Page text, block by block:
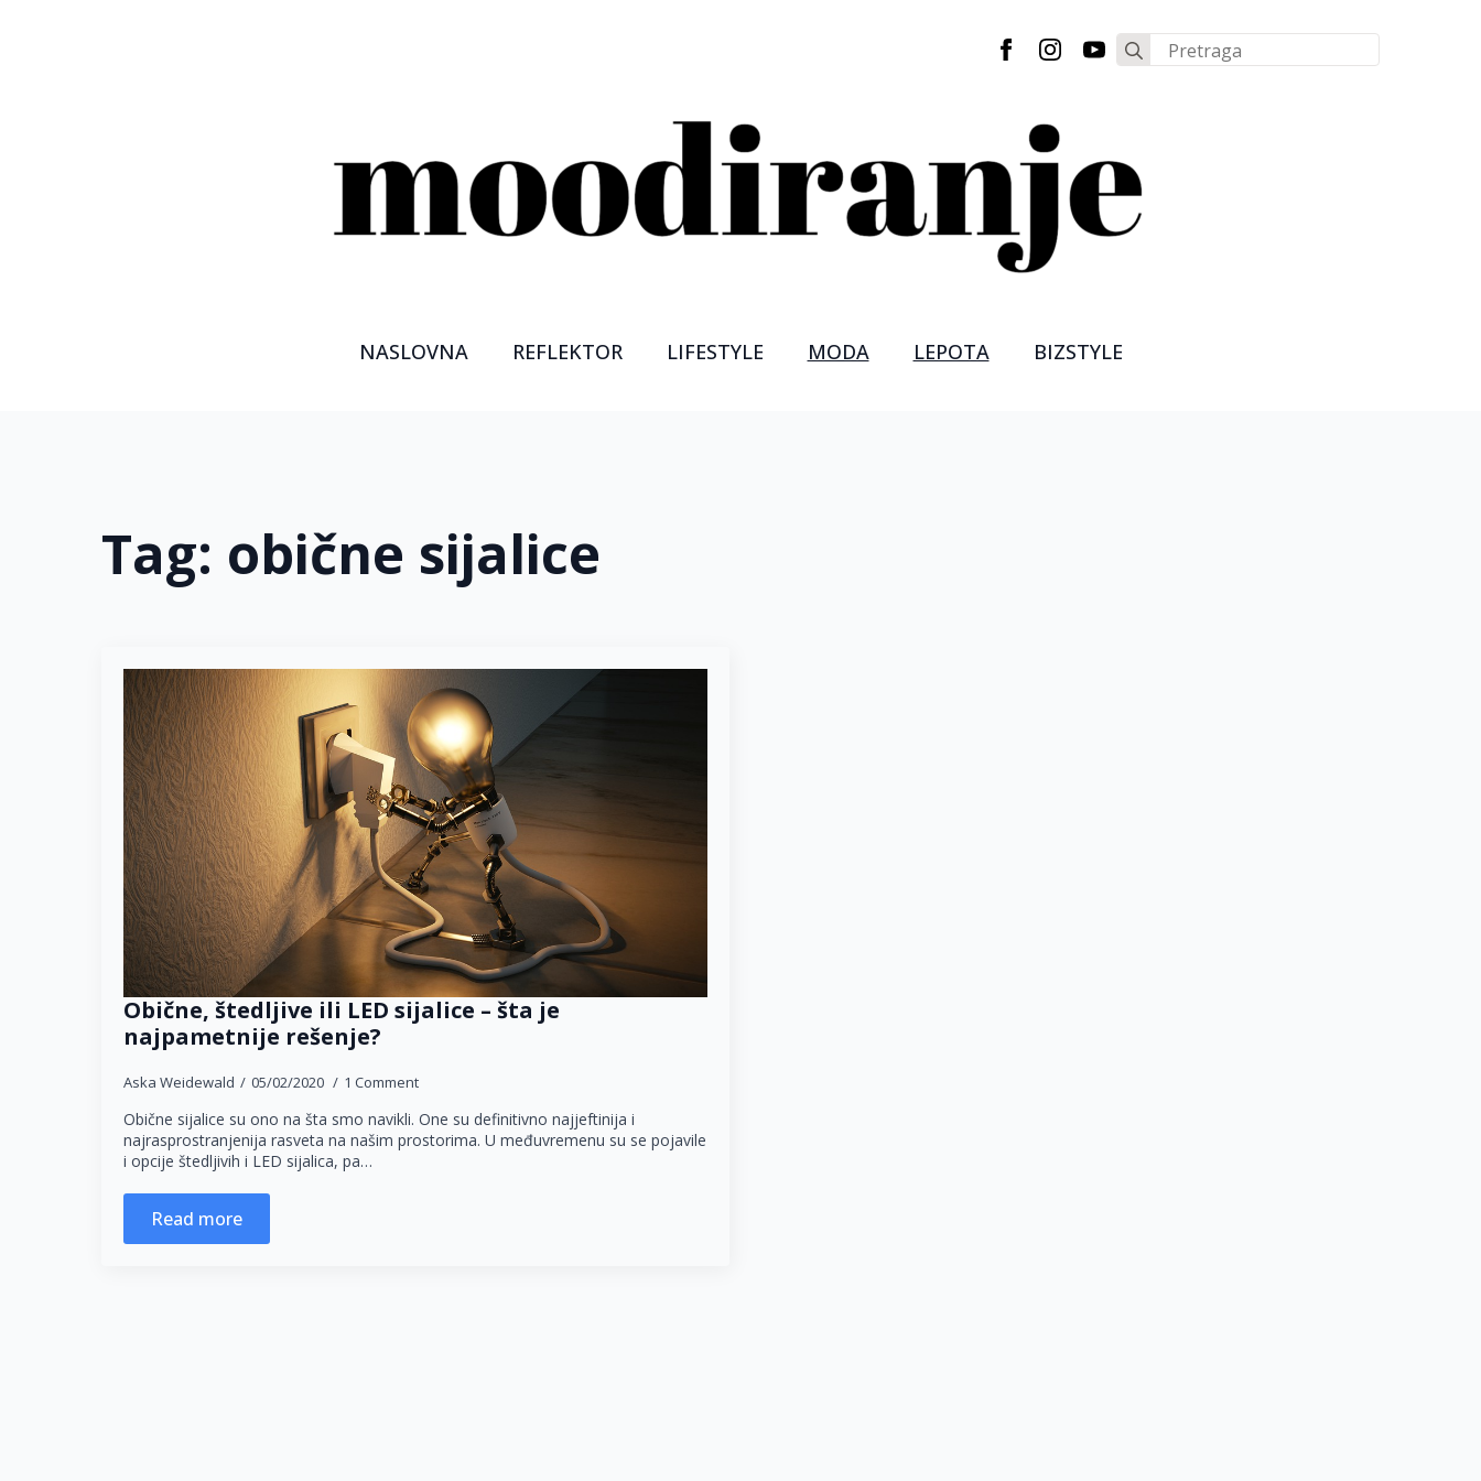
Search
for:
NASLOVNA REFLEKTOR LIFESTYLE MODA LEPOTA BIZSTYLE
Tag: obične sijalice
Obične, štedljive ili LED sijalice – šta je
najpametnije rešenje?
Aska Weidewald 05/02/2020 1 Comment
Obične sijalice su ono na šta smo navikli. One su definitivno najjeftinija i
najrasprostranjenija rasveta na našim prostorima. U međuvremenu su se pojavile
i opcije štedljivih i LED sijalica, pa…
Read more